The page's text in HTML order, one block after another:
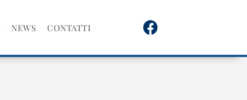
NEWS CONTATTI